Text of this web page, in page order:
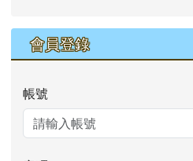
會員登錄
帳號